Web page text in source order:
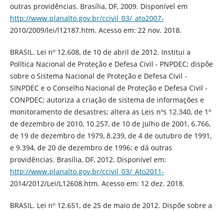
outras providências. Brasília, DF, 2009. Disponível em
http://www.planalto.gov.br/ccivil_03/_ato2007-
2010/2009/lei/l12187.htm. Acesso em: 22 nov. 2018.
BRASIL. Lei nº 12.608, de 10 de abril de 2012. Institui a
Política Nacional de Proteção e Defesa Civil - PNPDEC; dispõe
sobre o Sistema Nacional de Proteção e Defesa Civil -
SINPDEC e o Conselho Nacional de Proteção e Defesa Civil -
CONPDEC; autoriza a criação de sistema de informações e
monitoramento de desastres; altera as Leis nºs 12.340, de 1º
de dezembro de 2010, 10.257, de 10 de julho de 2001, 6.766,
de 19 de dezembro de 1979, 8.239, de 4 de outubro de 1991,
e 9.394, de 20 de dezembro de 1996; e dá outras
providências. Brasília, DF, 2012. Disponível em:
http://www.planalto.gov.br/ccivil_03/_Ato2011-
2014/2012/Lei/L12608.htm. Acesso em: 12 dez. 2018.
BRASIL. Lei nº 12.651, de 25 de maio de 2012. Dispõe sobre a